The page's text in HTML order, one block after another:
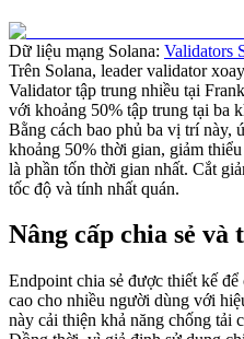
Dữ liệu mạng Solana: Validators
Trên Solana, leader validator
Validator tập trung nhiều tại
với khoảng 50% tập trung tại ba
Bằng cách bao phủ ba vị trí này,
khoảng 50% thời gian, giảm
là phần tốn thời gian nhất. Cắt
tốc độ và tính nhất quán.
Nâng cấp chia sẻ và
Endpoint chia sẻ được thiết kế
cao cho nhiều người dùng với
này cải thiện khả năng chống tải